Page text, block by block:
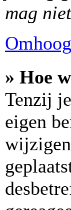
mag
Omhoog
» Hoe
Tenzij
eigen